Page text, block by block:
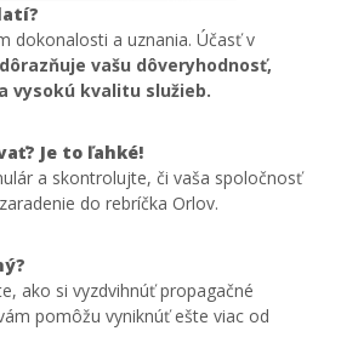
dokonalosti a uznania. Účasť v
vašu dôveryhodnosť,
vysokú kvalitu služieb.
Je to ľahké!
a skontrolujte, či vaša spoločnosť
do rebríčka Orlov.
ako si vyzdvihnúť propagačné
pomôžu vyniknúť ešte viac od